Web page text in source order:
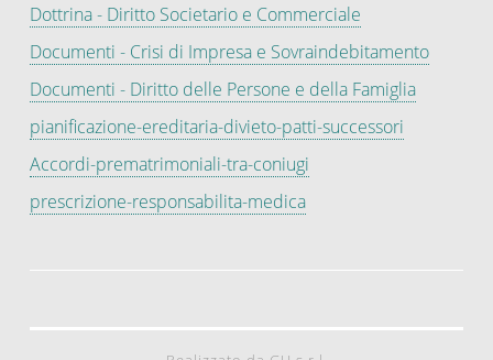
Dottrina - Diritto Societario e Commerciale
Documenti - Crisi di Impresa e Sovraindebitamento
Documenti - Diritto delle Persone e della Famiglia
pianificazione-ereditaria-divieto-patti-successori
Accordi-prematrimoniali-tra-coniugi
prescrizione-responsabilita-medica